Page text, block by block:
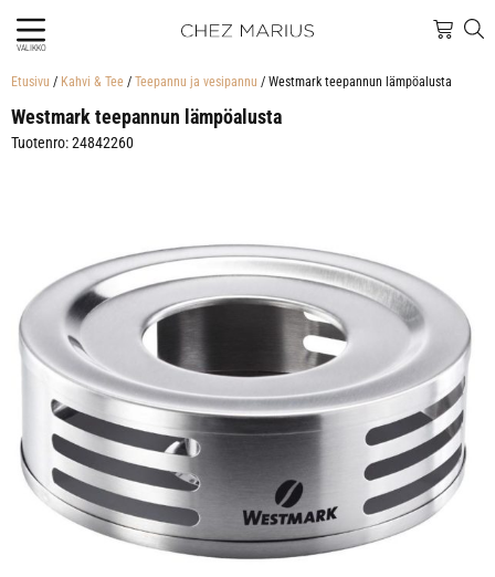
VALIKKO
Etusivu / Kahvi & Tee / Teepannu ja vesipannu / Westmark teepannun lämpöalusta
Westmark teepannun lämpöalusta
Tuotenro: 24842260